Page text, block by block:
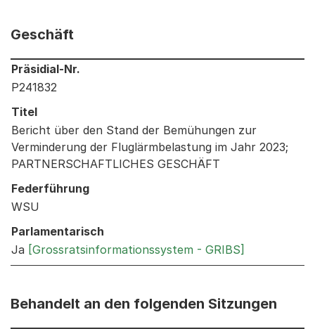
Geschäft
Informationen zum Ausgewählten Geschäft
Präsidial-Nr.
P241832
Titel
Bericht über den Stand der Bemühungen zur
Verminderung der Fluglärmbelastung im Jahr 2023;
PARTNERSCHAFTLICHES GESCHÄFT
Federführung
WSU
Parlamentarisch
Ja [Grossratsinformationssystem - GRIBS]
Behandelt an den folgenden Sitzungen